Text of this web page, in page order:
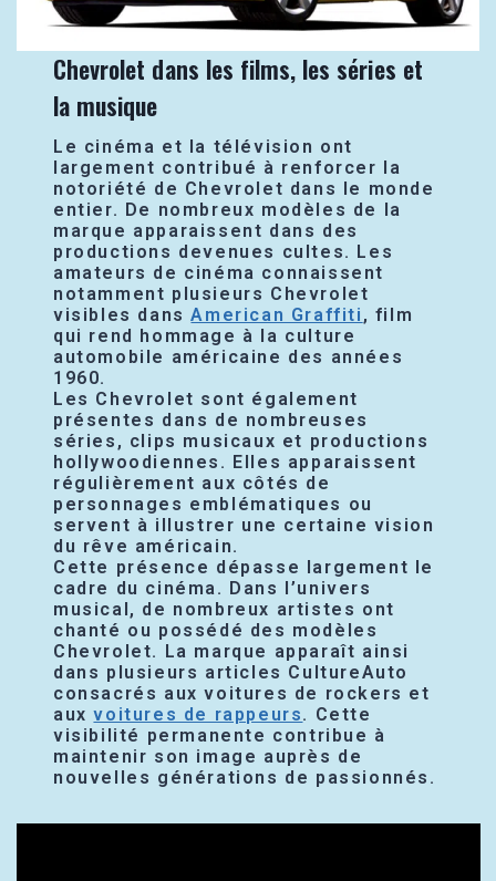
Chevrolet dans les films, les séries et
la musique
Le cinéma et la télévision ont
largement contribué à renforcer la
notoriété de Chevrolet dans le monde
entier. De nombreux modèles de la
marque apparaissent dans des
productions devenues cultes. Les
amateurs de cinéma connaissent
notamment plusieurs Chevrolet
visibles dansAmerican Graffiti , film
qui rend hommage à la culture
automobile américaine des années
1960.
Les Chevrolet sont également
présentes dans de nombreuses
séries, clips musicaux et productions
hollywoodiennes. Elles apparaissent
régulièrement aux côtés de
personnages emblématiques ou
servent à illustrer une certaine vision
du rêve américain.
Cette présence dépasse largement le
cadre du cinéma. Dans l’univers
musical, de nombreux artistes ont
chanté ou possédé des modèles
Chevrolet. La marque apparaît ainsi
dans plusieurs articles CultureAuto
consacrés aux voitures de rockers et
auxvoitures de rappeurs. Cette
visibilité permanente contribue à
maintenir son image auprès de
nouvelles générations de passionnés.